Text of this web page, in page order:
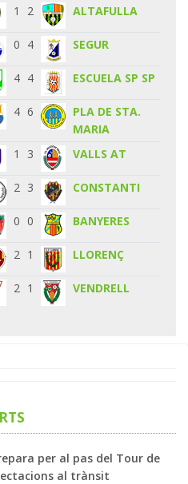
1 2 ALTAFULLA
0 4 SEGUR
4 4 ESCUELA SP SP
4 6
PLA DE STA.
MARIA
1 3 VALLS AT
2 3 CONSTANTI
0 0 BANYERES
2 1 LLORENÇ
2 1 VENDRELL
per al pas del Tour de
al trànsit